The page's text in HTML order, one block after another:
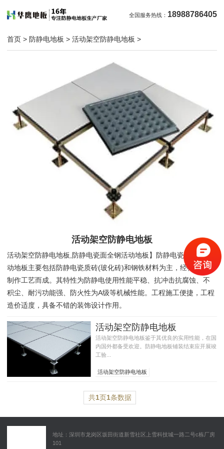
全国服务热线： 18988786405
首页 > 防静电地板 >活动架空防静电地板 >
活动架空防静电地板
活动架空防静电地板,防静电瓷面全钢活动地板】防静电瓷面全钢活
动地板主要包括防静电瓷质砖(玻化砖)和钢铁材料为主，经特别加工
制作工艺而成。其特性为防静电使用性能平稳、抗冲击抗腐蚀、不
积尘、耐污功能强、防火性为A级等机械性能。工程施工便捷，工程
造价适度，具备不错的装饰设计作用。
活动架空防静电地板
活动架空防静电地板鉴于其优良的实用性能，在国
内国外都备受欢迎。防静电地板铺装结束应开展竣
工验...
活动架空防静电地板
防静电地板厂家主营产品
共1页1条数据
地址：深圳市龙岗区坂田街道新雪社区上雪科技城一路二号c栋厂房
101